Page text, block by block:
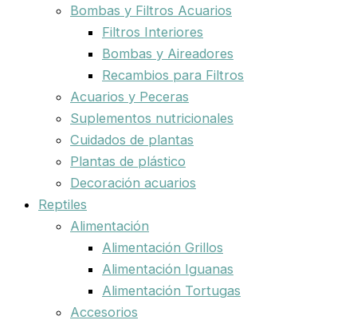
Bombas y Filtros Acuarios
Filtros Interiores
Bombas y Aireadores
Recambios para Filtros
Acuarios y Peceras
Suplementos nutricionales
Cuidados de plantas
Plantas de plástico
Decoración acuarios
Reptiles
Alimentación
Alimentación Grillos
Alimentación Iguanas
Alimentación Tortugas
Accesorios